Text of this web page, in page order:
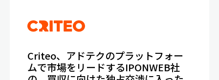
Criteo、アドテクのプラットフォー
ムで市場をリードするIPONWEB社